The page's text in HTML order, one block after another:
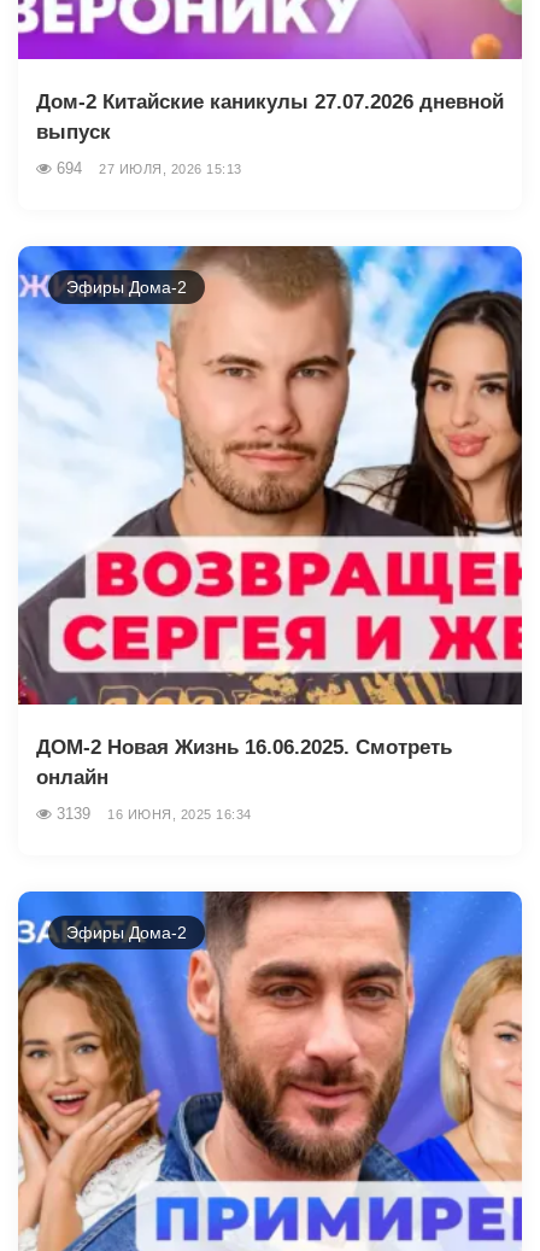
Дом-2 Китайские каникулы 27.07.2026 дневной
выпуск
694 27 ИЮЛЯ, 2026 15:13
Эфиры Дома-2
ДОМ-2 Новая Жизнь 16.06.2025. Смотреть
онлайн
3139 16 ИЮНЯ, 2025 16:34
Эфиры Дома-2